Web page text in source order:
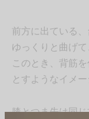
前方に出ている
ゆっくりと曲げて
このとき、背筋
とすようなイメ
膝とつま先は同